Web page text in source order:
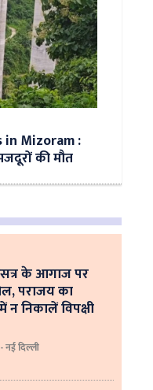
in Mizoram :
की मौत
के आगाज पर
पराजय का
निकालें विपक्षी
नई दिल्ली